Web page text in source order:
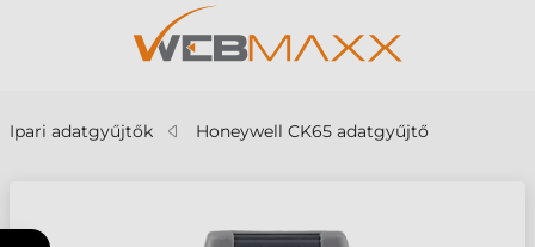
Ipari adatgyűjtők Honeywell CK65 adatgyűjtő